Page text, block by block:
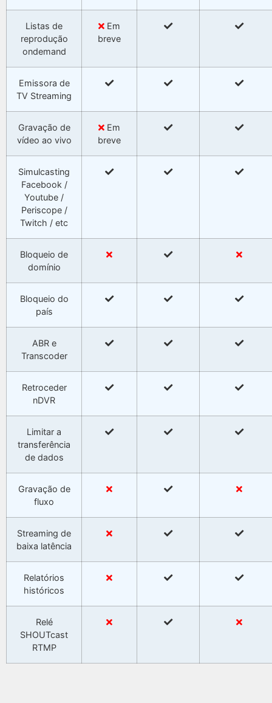
Listas de
reprodução
ondemand
Em
breve
Emissora de
TV Streaming
Gravação de
vídeo ao vivo
Em
breve
Simulcasting
Facebook /
Youtube /
Periscope /
Twitch / etc
Bloqueio de
domínio
Bloqueio do
país
ABR e
Transcoder
Retroceder
nDVR
Limitar a
transferência
de dados
Gravação de
fluxo
Streaming de
baixa latência
Relatórios
históricos
Relé
SHOUTcast
RTMP